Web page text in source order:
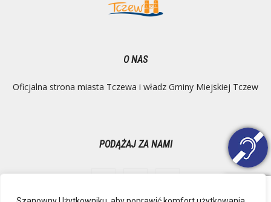
O NAS
Oficjalna strona miasta Tczewa i władz Gminy Miejskiej Tczew
PODĄŻAJ ZA NAMI